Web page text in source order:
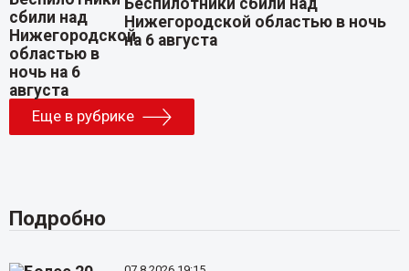
Беспилотники сбили над
Нижегородской областью в ночь
на 6 августа
Еще в рубрике
Подробно